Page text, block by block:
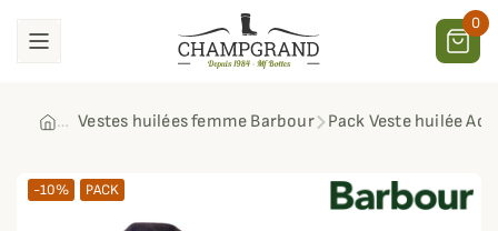
0
Vestes huilées femme Barbour Pack Veste huilée
-10% PACK